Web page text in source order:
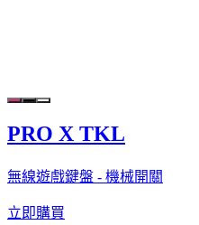
PRO X TKL
無線遊戲鍵盤 - 機械開關
立即購買